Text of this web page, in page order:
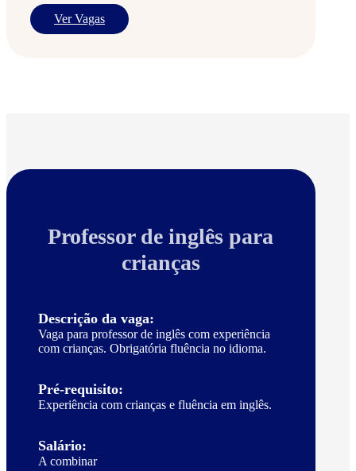
Ver Vagas
Professor de inglês para
crianças
Descrição da vaga:
Vaga para professor de inglês com experiência
com crianças. Obrigatória fluência no idioma.
Pré-requisito:
Experiência com crianças e fluência em inglês.
Salário:
A combinar